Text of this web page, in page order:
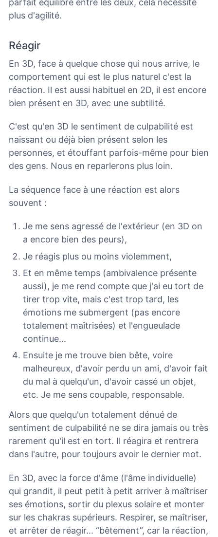
parfait équilibre entre les deux, cela nécessite
plus d'agilité.
Réagir
En 3D, face à quelque chose qui nous arrive, le
comportement qui est le plus naturel c'est la
réaction. Il est aussi habituel en 2D, il est encore
bien présent en 3D, avec une subtilité.
C'est qu'en 3D le sentiment de culpabilité est
naissant ou déjà bien présent selon les
personnes, et étouffant parfois-même pour bien
des gens. Nous en reparlerons plus loin.
La séquence face à une réaction est alors
souvent :
Je me sens agressé de l'extérieur (en 3D on
a encore bien des peurs),
Je réagis plus ou moins violemment,
Et en même temps (ambivalence présente
aussi), je me rend compte que j'ai eu tort de
tirer trop vite, mais c'est trop tard, les
émotions me submergent (pas encore
totalement maîtrisées) et l'engueulade
continue...
Ensuite je me trouve bien bête, voire
malheureux, d'avoir perdu un ami, d'avoir fait
du mal à quelqu'un, d'avoir cassé un objet,
etc. Je me sens coupable, responsable.
Alors que quelqu'un totalement dénué de
sentiment de culpabilité ne se dira jamais ou très
rarement qu'il est en tort. Il réagira et rentrera
dans l'autre, pour toujours avoir le dernier mot.
En 3D, avec la force d'âme (l'âme individuelle)
qui grandit, il peut petit à petit arriver à maîtriser
ses émotions, sortir du plexus solaire et monter
sur les chakras supérieurs. Respirer, se maîtriser,
et arrêter de réagir... “bêtement”, car la réaction,